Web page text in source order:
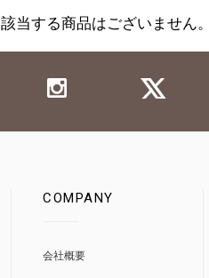
該当する商品はございません。
COMPANY
会社概要